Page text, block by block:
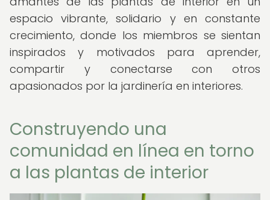
espacio vibrante, solidario y en constante
crecimiento, donde los miembros se sientan
inspirados y motivados para aprender,
compartir y conectarse con otros
apasionados por la jardinería en interiores.
Construyendo una
comunidad en línea en torno
a las plantas de interior